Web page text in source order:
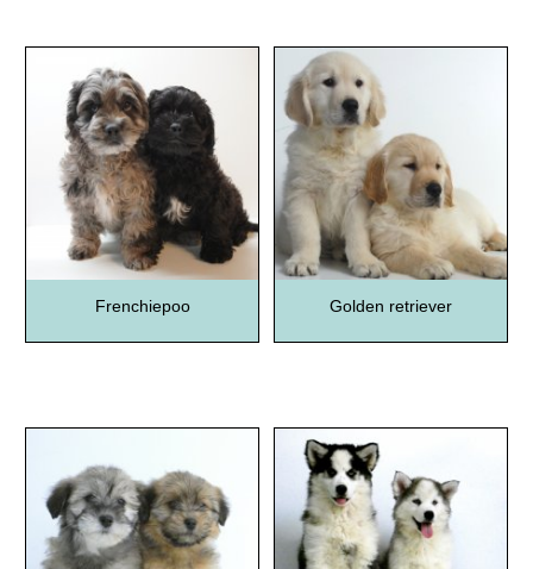
Frenchiepoo Golden retriever